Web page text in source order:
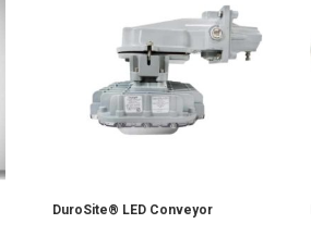
DuroSite® LED Conveyor